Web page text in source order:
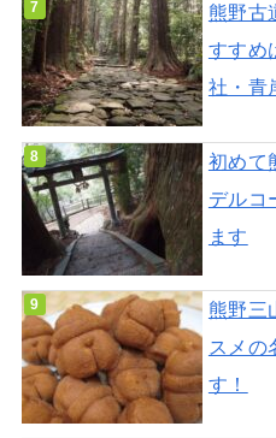
熊野古
すすめ
社・青
初めて
デルコ
ます
熊野三
スメの
す！